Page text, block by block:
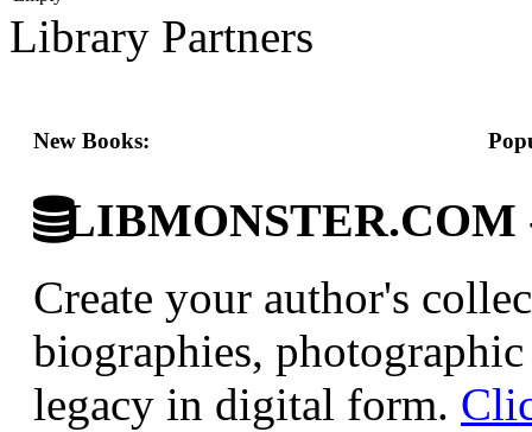
Library Partners
New Books:
LIBMONSTER.COM
Create your author's
biographies,
legacy in digital form.